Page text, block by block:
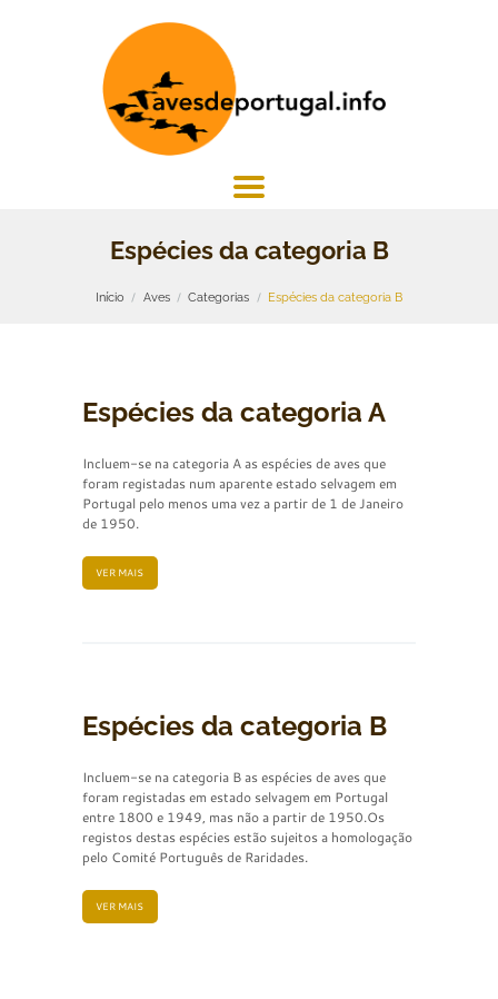
Espécies da categoria B
Início Aves Categorias Espécies da categoria B
Espécies da categoria A
Incluem-se na categoria A as espécies de aves que
foram registadas num aparente estado selvagem em
Portugal pelo menos uma vez a partir de 1 de Janeiro
de 1950.
VER MAIS
Espécies da categoria B
Incluem-se na categoria B as espécies de aves que
foram registadas em estado selvagem em Portugal
entre 1800 e 1949, mas não a partir de 1950.Os
registos destas espécies estão sujeitos a homologação
pelo Comité Português de Raridades.
VER MAIS